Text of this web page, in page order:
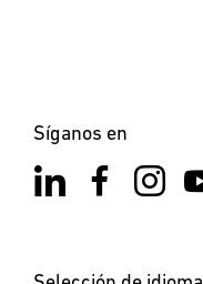
Síganos en